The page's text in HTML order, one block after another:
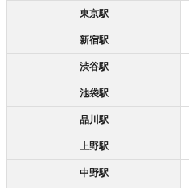
東京駅
新宿駅
渋谷駅
池袋駅
品川駅
上野駅
中野駅